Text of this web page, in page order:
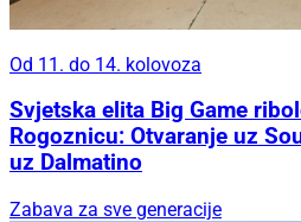
Od 11. do 14. kolovoza
Svjetska elita Big Game
Rogoznicu: Otvaranje uz
uz Dalmatino
Zabava za sve generacije